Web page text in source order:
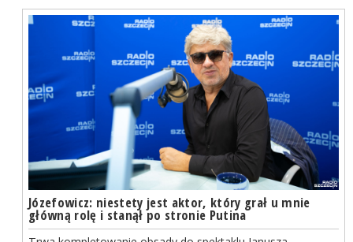
Józefowicz: niestety jest aktor, który grał u mnie
główną rolę i stanął po stronie Putina